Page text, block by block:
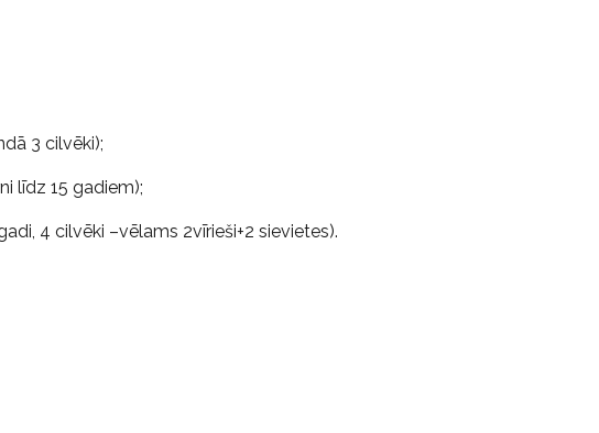
3 cilvēki);
līdz 15 gadiem);
4 cilvēki –vēlams 2vīrieši+2 sievietes).